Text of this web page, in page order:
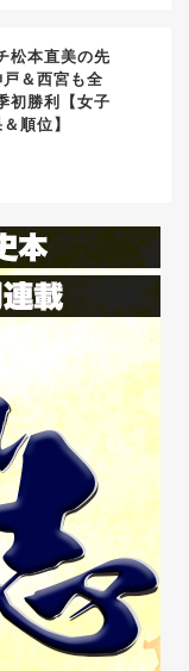
松本直美の先
＆西宮も全
初勝利【女子
順位】